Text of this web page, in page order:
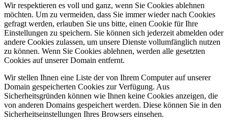
Wir respektieren es voll und ganz, wenn Sie Cookies ablehnen
möchten. Um zu vermeiden, dass Sie immer wieder nach Cookies
gefragt werden, erlauben Sie uns bitte, einen Cookie für Ihre
Einstellungen zu speichern. Sie können sich jederzeit abmelden oder
andere Cookies zulassen, um unsere Dienste vollumfänglich nutzen
zu können. Wenn Sie Cookies ablehnen, werden alle gesetzten
Cookies auf unserer Domain entfernt.
Wir stellen Ihnen eine Liste der von Ihrem Computer auf unserer
Domain gespeicherten Cookies zur Verfügung. Aus
Sicherheitsgründen können wie Ihnen keine Cookies anzeigen, die
von anderen Domains gespeichert werden. Diese können Sie in den
Sicherheitseinstellungen Ihres Browsers einsehen.